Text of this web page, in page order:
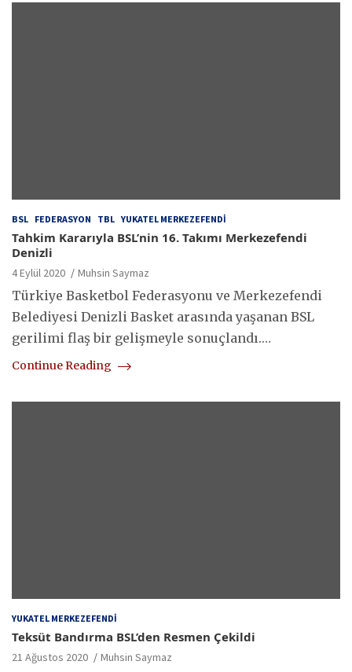
BSL FEDERASYON TBL YUKATEL MERKEZEFENDI
Tahkim Kararıyla BSL’nin 16. Takımı Merkezefendi
Denizli
4 Eylül 2020 Muhsin Saymaz
Türkiye Basketbol Federasyonu ve Merkezefendi
Belediyesi Denizli Basket arasında yaşanan BSL
gerilimi flaş bir gelişmeyle sonuçlandı.…
Continue Reading
YUKATEL MERKEZEFENDI
Teksüt Bandırma BSL’den Resmen Çekildi
21 Ağustos 2020 Muhsin Saymaz